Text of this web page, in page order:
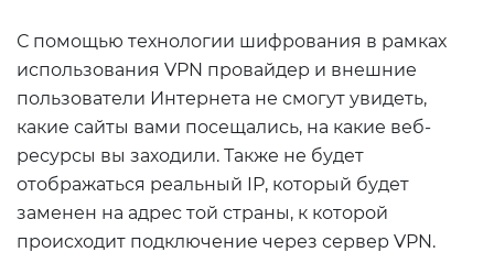
С помощью технологии шифрования в рамках
использования VPN провайдер и внешние
пользователи Интернета не смогут увидеть,
какие сайты вами посещались, на какие веб-
ресурсы вы заходили. Также не будет
отображаться реальный IP, который будет
заменен на адрес той страны, к которой
происходит подключение через сервер VPN.